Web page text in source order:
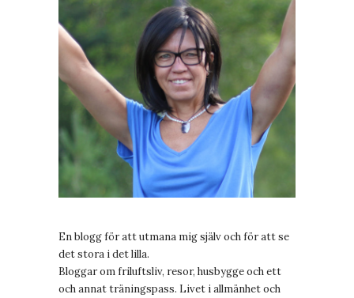
En blogg för att utmana mig själv och för att se
det stora i det lilla.
Bloggar om friluftsliv, resor, husbygge och ett
och annat träningspass. Livet i allmänhet och